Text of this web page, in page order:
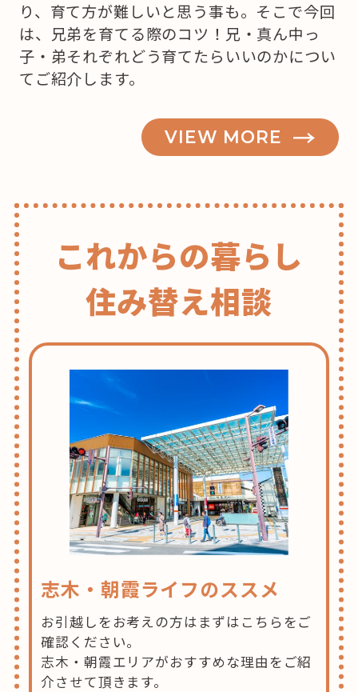
り、育て方が難しいと思う事も。そこで今回
は、兄弟を育てる際のコツ！兄・真ん中っ
子・弟それぞれどう育てたらいいのかについ
てご紹介します。
VIEW MORE
これからの暮らし
住み替え相談
志木・朝霞ライフのススメ
お引越しをお考えの方はまずはこちらをご
確認ください。
志木・朝霞エリアがおすすめな理由をご紹
介させて頂きます。